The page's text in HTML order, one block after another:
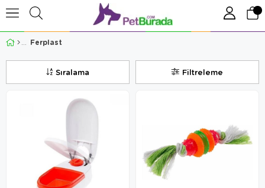
Ferplast
Filtreleme
Sıralama